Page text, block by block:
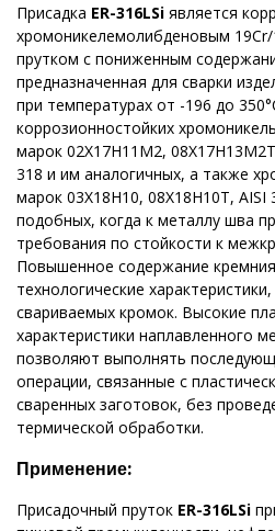
Присадка ER-316LSi является
хромоникелемолибденовым
прутком с пониженным
предназначенная для сварки
при температурах от -196 до
коррозионностойких
марок 02Х17Н11М2,
318 и им аналогичных, а также
марок 03Х18Н10, 08Х18Н10Т, AISI
подобных, когда к металлу шва
требования по стойкости к
Повышенное содержание
технологические
свариваемых кромок. Высокие
характеристики наплавленного
позволяют выполнять
операции, связанные с
сваренных заготовок, без
термической обработки.
Применение:
Присадочный пруток ER-316LSi